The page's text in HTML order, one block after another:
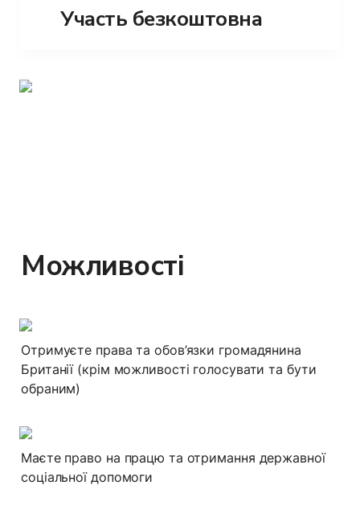
Участь безкоштовна
Можливості
Отримуєте права та обов’язки громадянина
Британії (крім можливості голосувати та бути
обраним)
Маєте право на працю та отримання державної
соціальної допомоги